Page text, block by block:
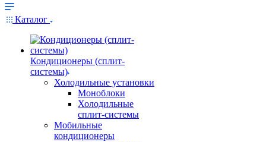
Каталог
Кондиционеры (сплит-
системы)
Холодильные установки
Моноблоки
Холодильные
сплит-системы
Мобильные
кондиционеры